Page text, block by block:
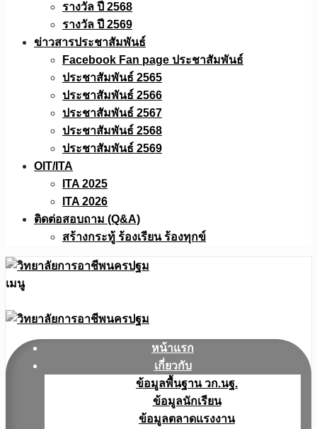
รางวัล ปี 2568
รางวัล ปี 2569
ข่าวสารประชาสัมพันธ์
Facebook Fan page ประชาสัมพันธ์
ประชาสัมพันธ์ 2565
ประชาสัมพันธ์ 2566
ประชาสัมพันธ์ 2567
ประชาสัมพันธ์ 2568
ประชาสัมพันธ์ 2569
OIT/ITA
ITA 2025
ITA 2026
ติดต่อสอบถาม (Q&A)
สร้างกระทู้ ร้องเรียน ร้องทุกข์
เมนู
หน้าแรก
เกี่ยวกับ
ข้อมูลพื้นฐาน วก.นฐ.
ข้อมูลนักเรียน
ข้อมูลตลาดแรงงาน